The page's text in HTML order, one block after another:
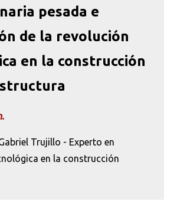
pesada e
de la revolución
en la construcción
Trujillo - Experto en
en la construcción